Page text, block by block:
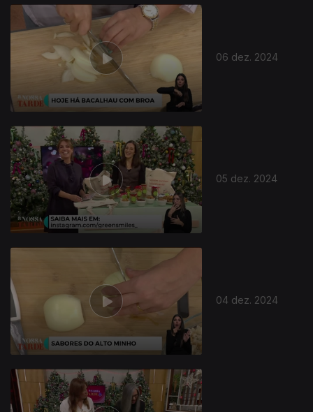
06 dez. 2024
05 dez. 2024
04 dez. 2024